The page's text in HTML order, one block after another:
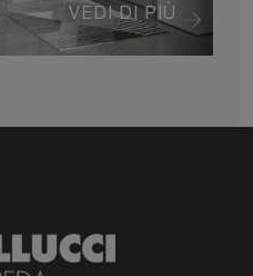
VEDI DI PIÙ